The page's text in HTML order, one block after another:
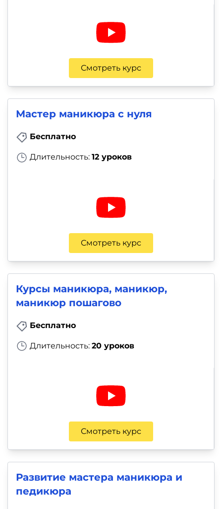
Смотреть курс
Мастер маникюра с нуля
Бесплатно
Длительность: 12 уроков
Смотреть курс
Курсы маникюра, маникюр,
маникюр пошагово
Бесплатно
Длительность: 20 уроков
Смотреть курс
Развитие мастера маникюра и
педикюра